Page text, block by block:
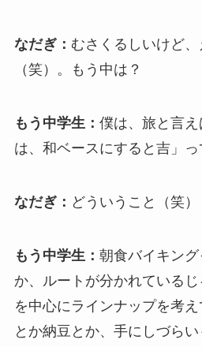
なだぎ： むさくるしいけど
（笑）。もう中は？
もう中学生： 僕は、旅と言
は、和ベースにすると吉」っ
なだぎ： どういうこと（笑）
もう中学生： 朝食バイキン
か、ルートが分かれている
を中心にラインナップを考
とか納豆とか、手にしづら